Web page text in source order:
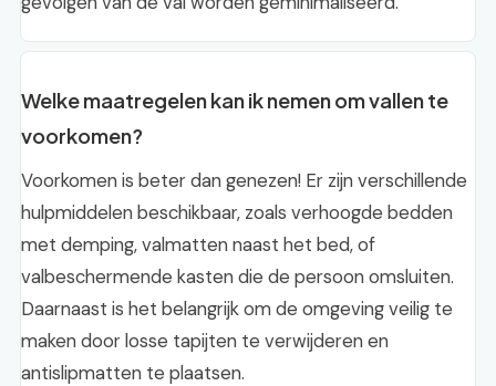
Welke maatregelen kan ik nemen om vallen te
voorkomen?
Voorkomen is beter dan genezen! Er zijn verschillende
hulpmiddelen beschikbaar, zoals verhoogde bedden
met demping, valmatten naast het bed, of
valbeschermende kasten die de persoon omsluiten.
Daarnaast is het belangrijk om de omgeving veilig te
maken door losse tapijten te verwijderen en
antislipmatten te plaatsen.